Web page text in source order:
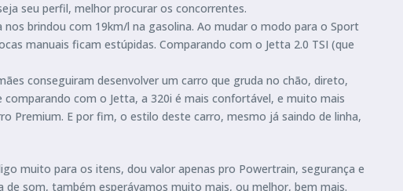
seu perfil, melhor procurar os concorrentes.
brindou com 19km/l na gasolina. Ao mudar o modo para o Sport
manuais ficam estúpidas. Comparando com o Jetta 2.0 TSI (que
conseguiram desenvolver um carro que gruda no chão, direto,
com o Jetta, a 320i é mais confortável, e muito mais
Premium. E por fim, o estilo deste carro, mesmo já saindo de linha,
muito para os itens, dou valor apenas pro Powertrain, segurança e
som, também esperávamos muito mais, ou melhor, bem mais.